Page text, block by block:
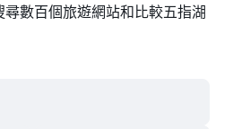
數百個旅遊網站和比較五指湖